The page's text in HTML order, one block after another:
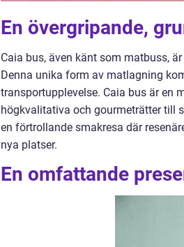
En övergripande,
Caia bus, även känt som matbuss,
Denna unika form av matlagning
transportupplevelse. Caia bus är en
högkvalitativa och gourmeträtter till
en förtrollande smakresa där
nya platser.
En omfattande